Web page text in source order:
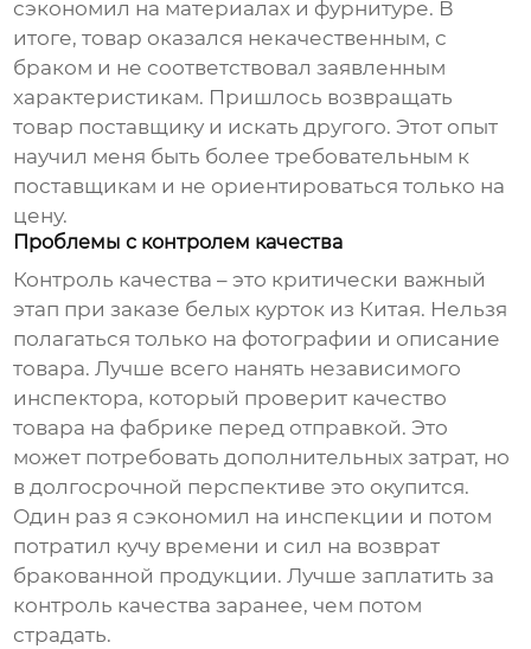
сэкономил на материалах и фурнитуре. В
итоге, товар оказался некачественным, с
браком и не соответствовал заявленным
характеристикам. Пришлось возвращать
товар поставщику и искать другого. Этот опыт
научил меня быть более требовательным к
поставщикам и не ориентироваться только на
цену.
Проблемы с контролем качества
Контроль качества – это критически важный
этап при заказе белых курток из Китая. Нельзя
полагаться только на фотографии и описание
товара. Лучше всего нанять независимого
инспектора, который проверит качество
товара на фабрике перед отправкой. Это
может потребовать дополнительных затрат, но
в долгосрочной перспективе это окупится.
Один раз я сэкономил на инспекции и потом
потратил кучу времени и сил на возврат
бракованной продукции. Лучше заплатить за
контроль качества заранее, чем потом
страдать.